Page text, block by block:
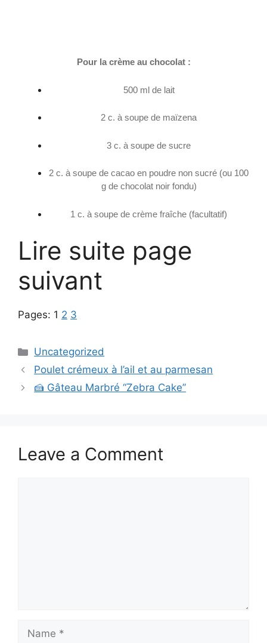
Pour la crème au chocolat :
500 ml de lait
2 c. à soupe de maïzena
3 c. à soupe de sucre
2 c. à soupe de cacao en poudre non sucré (ou 100
g de chocolat noir fondu)
1 c. à soupe de crème fraîche (facultatif)
Lire suite page
suivant
Pages: 1 2 3
Categories
Uncategorized
Poulet crémeux à l’ail et au parmesan
🍰 Gâteau Marbré “Zebra Cake”
Leave a Comment
Name